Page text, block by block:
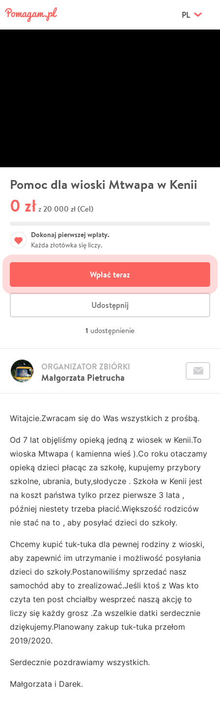
PL
Pomoc dla wioski Mtwapa w Kenii
0 zł z 20 000 zł (Cel)
Dokonaj pierwszej wpłaty.
Każda złotówka się liczy.
Wpłać teraz
Udostępnij
1 udostępnienie
Małgorzata Pietrucha
ORGANIZATOR ZBIÓRKI
Witajcie.Zwracam się do Was wszystkich z prośbą.
Od 7 lat objęliśmy opieką jedną z wiosek w Kenii.To
wioska Mtwapa ( kamienna wieś ).Co roku otaczamy
opieką dzieci płacąc za szkołę, kupujemy przybory
szkolne, ubrania, buty,słodycze . Szkoła w Kenii jest
na koszt państwa tylko przez pierwsze 3 lata ,
później niestety trzeba płacić.Większość rodziców
nie stać na to , aby posyłać dzieci do szkoły.
Chcemy kupić tuk-tuka dla pewnej rodziny z wioski,
aby zapewnić im utrzymanie i możliwość posyłania
dzieci do szkoły.Postanowiliśmy sprzedać nasz
samochód aby to zrealizować.Jeśli ktoś z Was kto
czyta ten post chciałby wesprzeć naszą akcję to
liczy się każdy grosz .Za wszelkie datki serdecznie
dziękujemy.Planowany zakup tuk-tuka przełom
2019/2020.
Serdecznie pozdrawiamy wszystkich.
Małgorzata i Darek.